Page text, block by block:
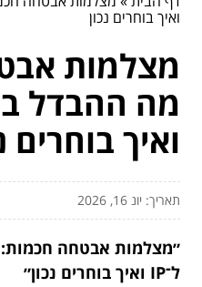
ואיך בוחרים נכון
מצלמות
ואיך בוחרים
תאריך: יונ 16, 2026
״מצלמות אבטחה חכמות:
ל־IP ואיך בוחרים נכון״